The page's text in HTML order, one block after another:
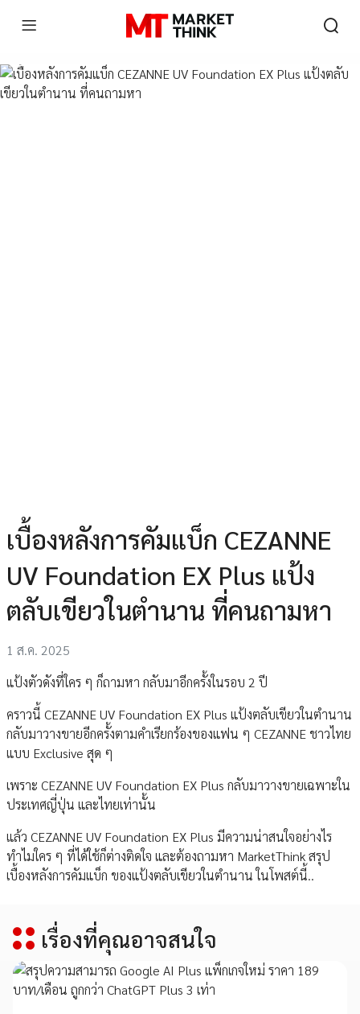
เบื้องหลังการคัมแบ็ก CEZANNE
UV Foundation EX Plus แป้ง
ตลับเขียวในตำนาน ที่คนถามหา
1 ส.ค. 2025
แป้งตัวดังที่ใคร ๆ ก็ถามหา กลับมาอีกครั้งในรอบ 2 ปี
คราวนี้ CEZANNE UV Foundation EX Plus แป้งตลับเขียวในตำนาน
กลับมาวางขายอีกครั้งตามคำเรียกร้องของแฟน ๆ CEZANNE ชาวไทย
แบบ Exclusive สุด ๆ
เพราะ CEZANNE UV Foundation EX Plus กลับมาวางขายเฉพาะใน
ประเทศญี่ปุ่น และไทยเท่านั้น
แล้ว CEZANNE UV Foundation EX Plus มีความน่าสนใจอย่างไร
ทำไมใคร ๆ ที่ได้ใช้ก็ต่างติดใจ และต้องถามหา MarketThink สรุป
เบื้องหลังการคัมแบ็ก ของแป้งตลับเขียวในตำนาน ในโพสต์นี้..
เรื่องที่คุณอาจสนใจ